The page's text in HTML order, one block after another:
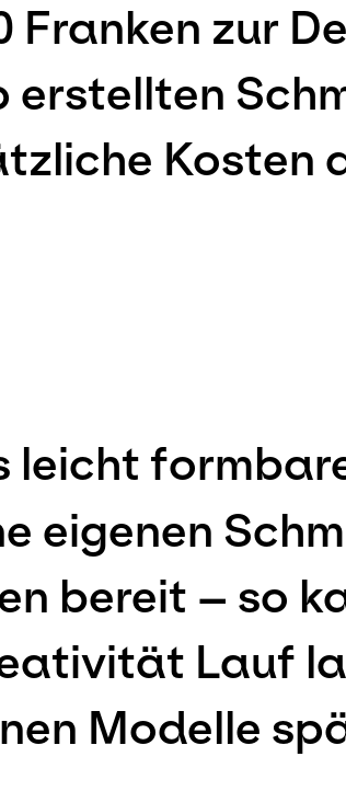
zur
erstellten
Kosten
leicht
eigenen
bereit – so
Lauf
Modelle